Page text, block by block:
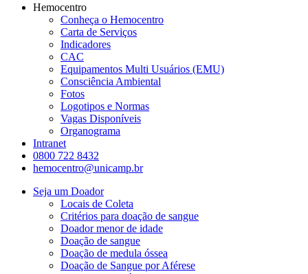
Hemocentro
Conheça o Hemocentro
Carta de Serviços
Indicadores
CAC
Equipamentos Multi Usuários (EMU)
Consciência Ambiental
Fotos
Logotipos e Normas
Vagas Disponíveis
Organograma
Intranet
0800 722 8432
hemocentro@unicamp.br
Seja um Doador
Locais de Coleta
Critérios para doação de sangue
Doador menor de idade
Doação de sangue
Doação de medula óssea
Doação de Sangue por Aférese